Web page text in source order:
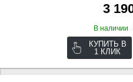
3
В наличии
КУПИТЬ В
1 КЛИК